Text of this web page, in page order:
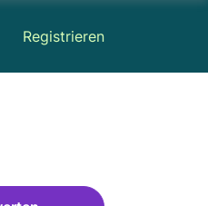
Registrieren